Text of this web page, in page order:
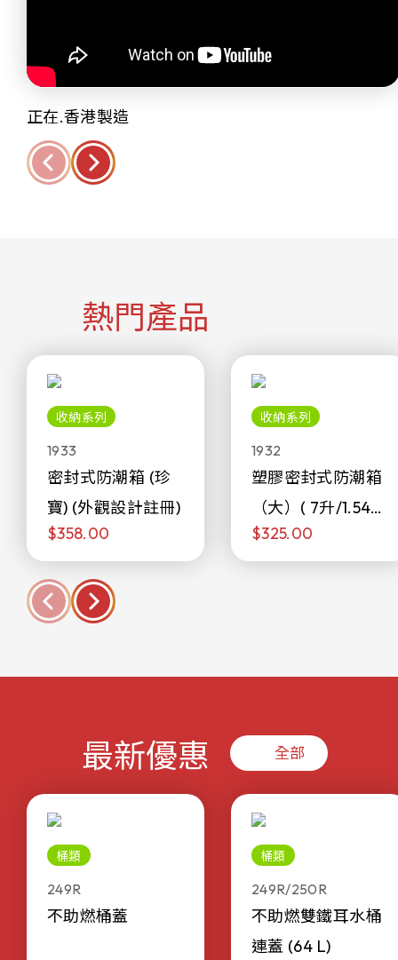
正在.香港製造
熱門產品
收納系列
1933
密封式防潮箱 (珍
寶) (外觀設計註冊)
$358.00
收納系列
1932
塑膠密封式防潮箱
（大）( 7升/1.54加
侖)
$325.00
最新優惠 全部
桶類
249R
不助燃桶蓋
桶類
249R/250R
不助燃雙鐵耳水桶
連蓋 (64 L)